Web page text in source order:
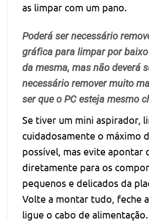
as limpar com um pano.
Poderá ser necessário
gráfica para limpar por
da mesma, mas não deverá
necessário remover muito
ser que o PC esteja mesmo
Se tiver um mini aspirador,
cuidadosamente o máximo
possível, mas evite apontar
diretamente para os
pequenos e delicados da
Volte a montar tudo, feche
ligue o cabo de alimentação.